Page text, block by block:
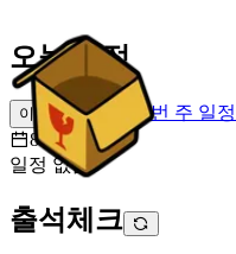
오늘 일정
이번 주 일정
이번 주 일정
8월 7일 [금]
일정 없음
출석체크